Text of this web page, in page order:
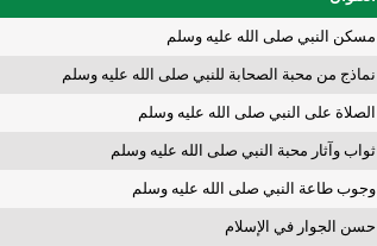
مسكن النبي صلى الله عليه وسلم
نماذج من محبة الصحابة للنبي صلى الله عليه وسلم
الصلاة على النبي صلى الله عليه وسلم
ثواب وآثار محبة النبي صلى الله عليه وسلم
وجوب طاعة النبي صلى الله عليه وسلم
حسن الجوار في الإسلام